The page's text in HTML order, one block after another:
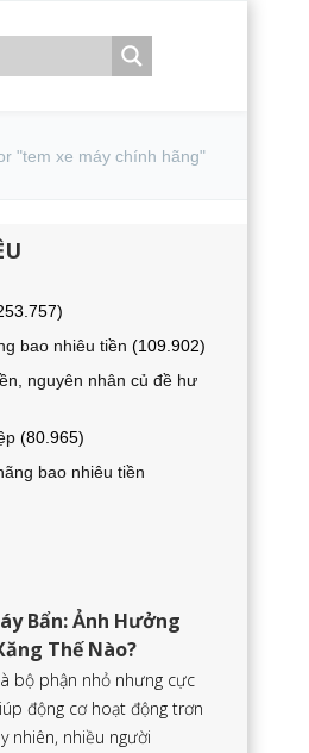
"tem xe máy chính hãng"
bao nhiêu tiền (109.902)
nguyên nhân củ đề hư
(80.965)
bao nhiêu tiền
Bẩn: Ảnh Hưởng
Thế Nào?
bộ phận nhỏ nhưng cực
động cơ hoạt động trơn
nhiên, nhiều người